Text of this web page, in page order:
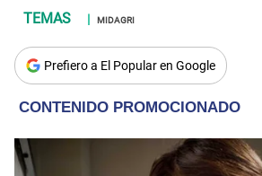
MIDAGRI
Prefiero a El Popular en Google